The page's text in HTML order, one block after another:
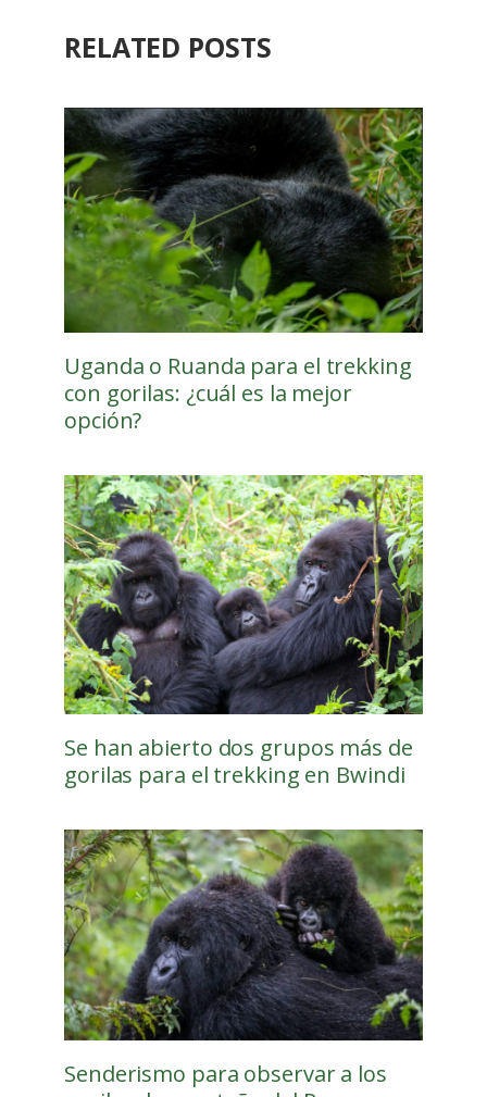
RELATED POSTS
Uganda o Ruanda para el trekking
con gorilas: ¿cuál es la mejor
opción?
Se han abierto dos grupos más de
gorilas para el trekking en Bwindi
Senderismo para observar a los